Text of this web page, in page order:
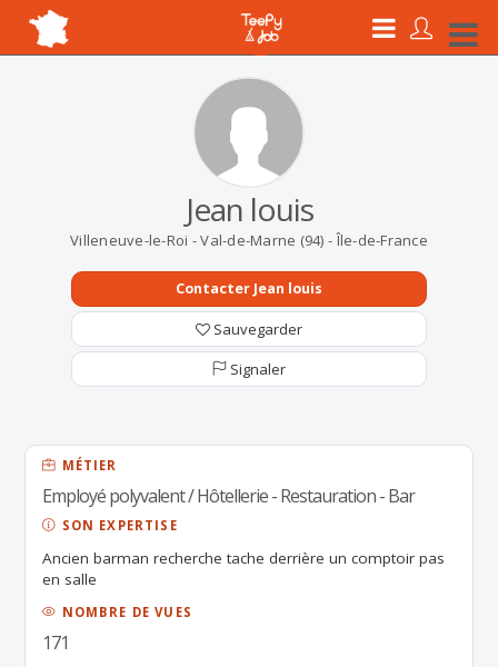
Jean louis
Villeneuve-le-Roi - Val-de-Marne (94) - Île-de-France
Contacter Jean louis
Sauvegarder
Signaler
MÉTIER
Employé polyvalent / Hôtellerie - Restauration - Bar
SON EXPERTISE
Ancien barman recherche tache derrière un comptoir pas
en salle
NOMBRE DE VUES
171